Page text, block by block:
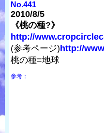
No.441
2010/8/5
《桃の種?》
http://
(参考ページ) http://
桃の種=地球
参考：